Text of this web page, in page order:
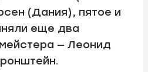
(Дания), пятое и
еще два
— Леонид